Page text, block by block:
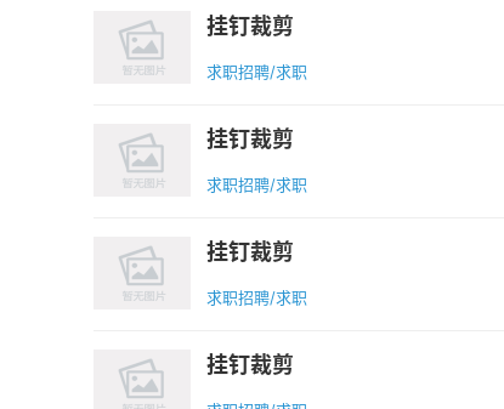
挂钉裁剪
求职招聘/求职
挂钉裁剪
求职招聘/求职
挂钉裁剪
求职招聘/求职
挂钉裁剪